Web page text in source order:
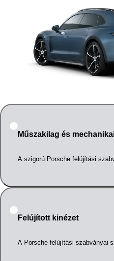
Műszakilag és
A szigorú Porsche felújítási
Felújított kinézet
A Porsche felújítási szabványai